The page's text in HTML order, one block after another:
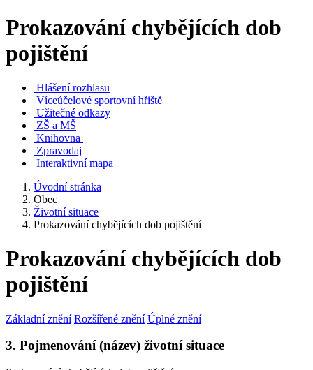
Prokazování chybějících dob
pojištění
Hlášení rozhlasu
Víceúčelové sportovní hřiště
Užitečné odkazy
ZŠ a MŠ
Knihovna
Zpravodaj
Interaktivní mapa
Úvodní stránka
Obec
Životní situace
Prokazování chybějících dob pojištění
Prokazování chybějících dob
pojištění
Základní znění Rozšířené znění Úplné znění
3. Pojmenování (název) životní situace